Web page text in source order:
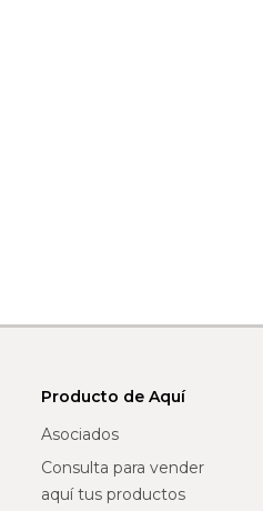
Producto de Aquí
Asociados
Consulta para vender
aquí tus productos